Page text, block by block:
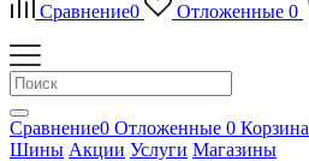
Сравнение0 Отложенные 0
Сравнение0 Отложенные 0 Корзина
Шины Акции Услуги Магазины